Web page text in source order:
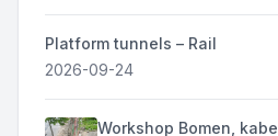
Platform tunnels – Rail
2026-09-24
Workshop Bomen,